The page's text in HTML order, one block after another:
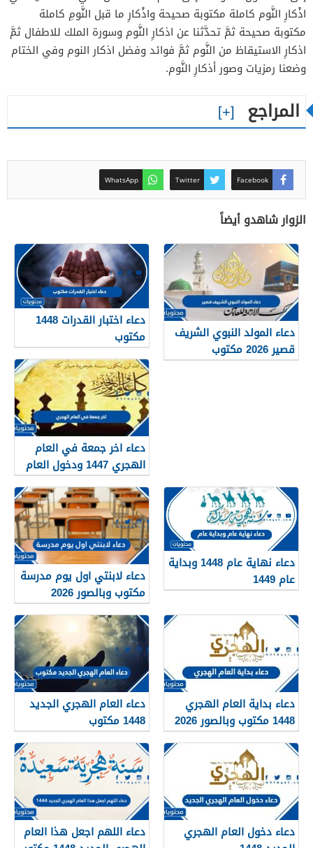
اذْكارِ النَّوم كاملة مكتوبة صحيحة واذْكارِ ما قبل النَّومِ كاملة
مكتوبة صحيحة ثمَّ تحدَّثنا عن اذكارِ النَّوم وسورة الملك للاطفال ثمَّ
اذكارِ الاستيقاظ من النَّوم ثمَّ فوائد وفضل اذكار النوم وفي الختام
وضعنا رمزيات وصور أذكارِ النَّوم.
المراجع
Facebook
Twitter
WhatsApp
الزوار شاهدو أيضاً
دعاء المولد النبوي الشريف
قصير 2026 مكتوب
دعاء اختبار القدرات 1448
مكتوب
دعاء اخر جمعة في العام
الهجري 1447 ودخول العام
الجديد 1448
دعاء نهاية عام 1448 وبداية
عام 1449
دعاء لابنتي اول يوم مدرسة
مكتوب وبالصور 2026
دعاء بداية العام الهجري
1448 مكتوب وبالصور 2026
دعاء العام الهجري الجديد
1448 مكتوب
دعاء دخول العام الهجري
دعاء اللهم اجعل هذا العام